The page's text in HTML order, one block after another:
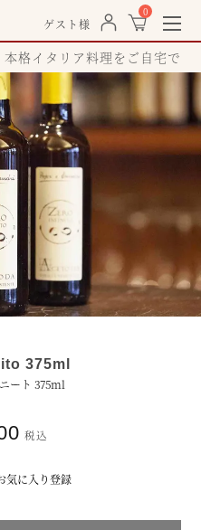
ゲスト様
0
本格イタリア料理をご自宅で
ート 375ml
375ml
税込
気に入り登録